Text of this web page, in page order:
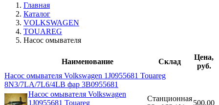
Главная
Каталог
VOLKSWAGEN
TOUAREG
Насос омывателя
Наименование Склад
Цена,
руб.
Насос омывателя Volkswagen 1J0955681 Touareg
8N3/7LA/7L6/4LB фар 3B0955681
Насос омывателя Volkswagen
1J0955681 Touareg
Станционная
500.00